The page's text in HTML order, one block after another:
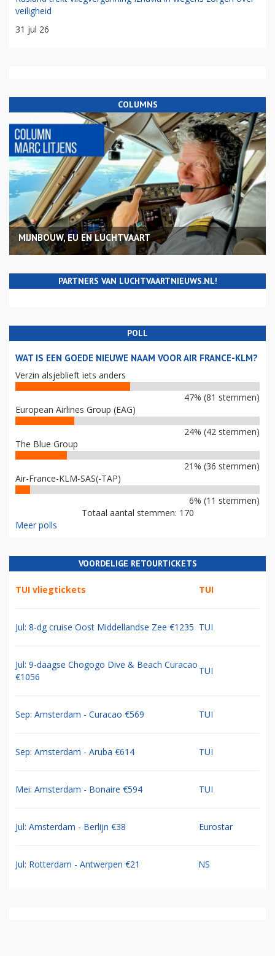
veiligheid
31 jul 26
COLUMNS
MIJNBOUW, EU EN LUCHTVAART
PARTNERS VAN LUCHTVAARTNIEUWS.NL!
POLL
WAT IS EEN GOEDE NIEUWE NAAM VOOR AIR FRANCE-KLM?
Verzin alsjeblieft iets anders
47% (81 stemmen)
European Airlines Group (EAG)
24% (42 stemmen)
The Blue Group
21% (36 stemmen)
Air-France-KLM-SAS(-TAP)
6% (11 stemmen)
Totaal aantal stemmen: 170
Meer polls
VOORDELIGE RETOURTICKETS
TUI vliegtickets TUI
Jul: 8-dg cruise Oost Middellandse Zee €1235 TUI
Jul: 9-daagse Chogogo Dive & Beach Curacao
€1056
TUI
Sep: Amsterdam - Curacao €569 TUI
Sep: Amsterdam - Aruba €614 TUI
Mei: Amsterdam - Bonaire €594 TUI
Jul: Amsterdam - Berlijn €38 Eurostar
Jul: Rotterdam - Antwerpen €21 NS